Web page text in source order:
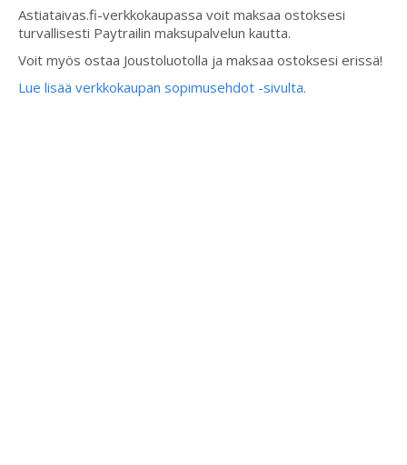
Astiataivas.fi-verkkokaupassa voit maksaa ostoksesi
turvallisesti Paytrailin maksupalvelun kautta.
Voit myös ostaa Joustoluotolla ja maksaa ostoksesi erissä!
Lue lisää verkkokaupan sopimusehdot -sivulta.